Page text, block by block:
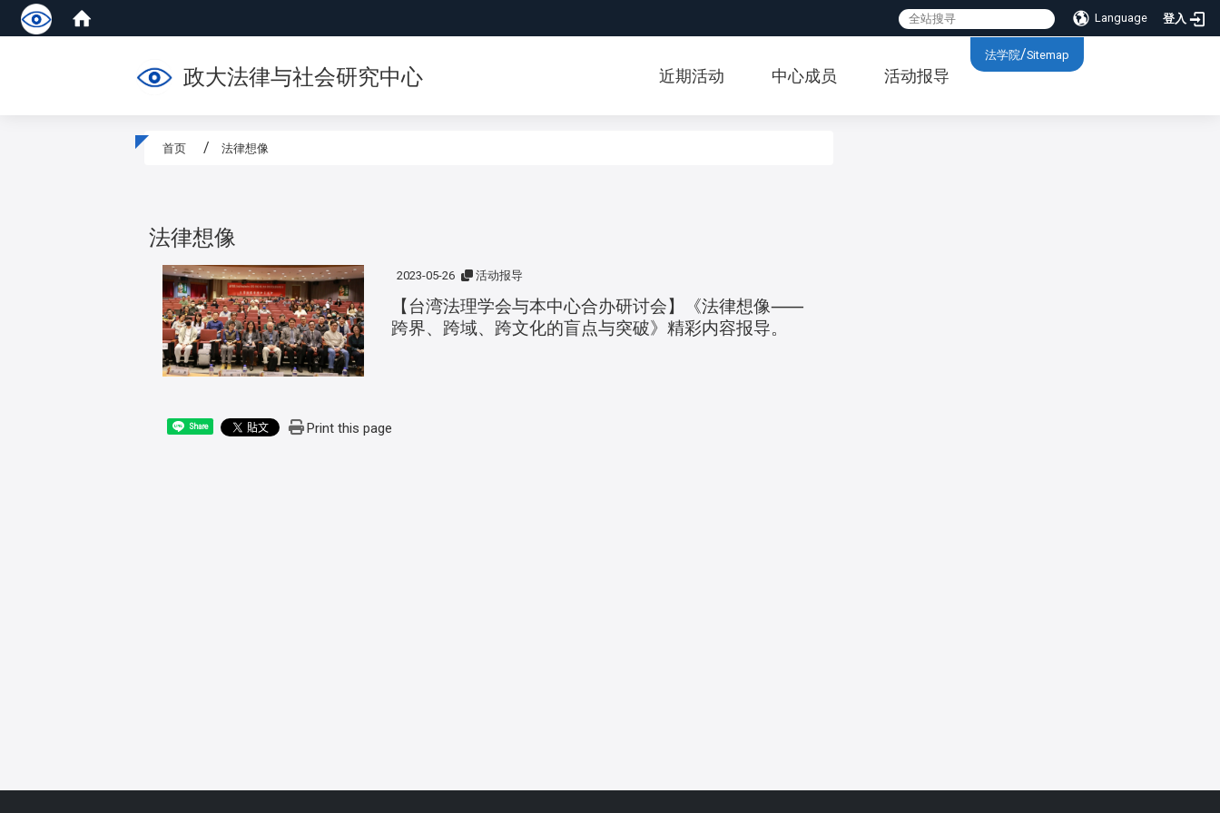
Language 登入
法学院/Sitemap
政大法律与社会研究中心 近期活动 中心成员 活动报导
首页 法律想像
法律想像
2023-05-26 活动报导
【台湾法理学会与本中心合办研讨会】《法律想像⸺
跨界、跨域、跨文化的盲点与突破》精彩内容报导。
Share Print this page